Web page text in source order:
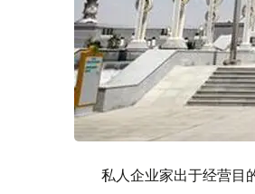
私人企业家出于经营目